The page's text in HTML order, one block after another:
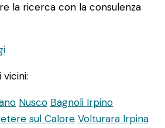
la ricerca con la consulenza
Nusco Bagnoli Irpino
sul Calore Volturara Irpina